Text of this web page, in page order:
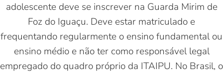
adolescente deve se inscrever na Guarda Mirim de
Foz do Iguaçu. Deve estar matriculado e
frequentando regularmente o ensino fundamental ou
ensino médio e não ter como responsável legal
empregado do quadro próprio da ITAIPU. No Brasil, o